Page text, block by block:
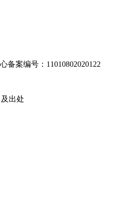
备案编号：11010802020122
出处